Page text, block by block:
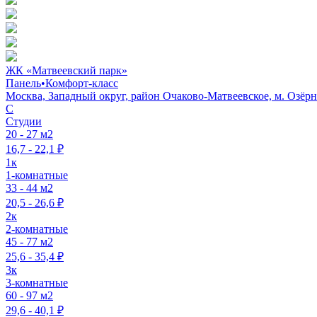
ЖК «Матвеевский парк»
Панель•Комфорт-класс
Москва, Западный округ, район Очаково-Матвеевское, м.
C
Студии
20 - 27 м2
16,7 - 22,1 ₽
1к
1-комнатные
33 - 44 м2
20,5 - 26,6 ₽
2к
2-комнатные
45 - 77 м2
25,6 - 35,4 ₽
3к
3-комнатные
60 - 97 м2
29,6 - 40,1 ₽